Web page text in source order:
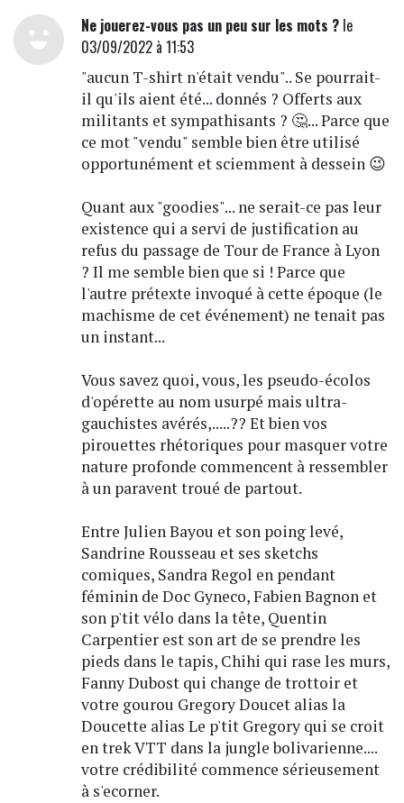
Ne jouerez-vous pas un peu sur les mots ?le
03/09/2022 à 11:53
"aucun T-shirt n'était vendu".. Se pourrait-
il qu'ils aient été... donnés ? Offerts aux
militants et sympathisants ? 🤔... Parce que
ce mot "vendu" semble bien être utilisé
opportunément et sciemment à dessein 😉
Quant aux "goodies"... ne serait-ce pas leur
existence qui a servi de justification au
refus du passage de Tour de France à Lyon
? Il me semble bien que si ! Parce que
l'autre prétexte invoqué à cette époque (le
machisme de cet événement) ne tenait pas
un instant...
Vous savez quoi, vous, les pseudo-écolos
d'opérette au nom usurpé mais ultra-
gauchistes avérés,.....?? Et bien vos
pirouettes rhétoriques pour masquer votre
nature profonde commencent à ressembler
à un paravent troué de partout.
Entre Julien Bayou et son poing levé,
Sandrine Rousseau et ses sketchs
comiques, Sandra Regol en pendant
féminin de Doc Gyneco, Fabien Bagnon et
son p'tit vélo dans la tête, Quentin
Carpentier est son art de se prendre les
pieds dans le tapis, Chihi qui rase les murs,
Fanny Dubost qui change de trottoir et
votre gourou Gregory Doucet alias la
Doucette alias Le p'tit Gregory qui se croit
en trek VTT dans la jungle bolivarienne....
votre crédibilité commence sérieusement
à s'ecorner.